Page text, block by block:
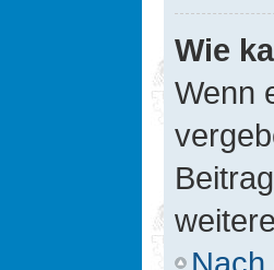
Wie
Wenn